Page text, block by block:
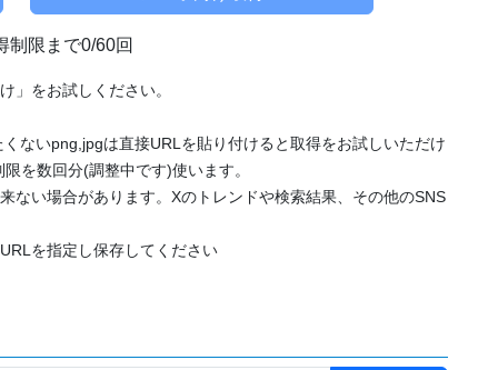
制限まで0/60回
」をお試しください。
ないpng,jpgは直接URLを貼り付けると取得をお試しいただけ
を数回分(調整中です)使います。
ない場合があります。Xのトレンドや検索結果、その他のSNS
を指定し保存してください